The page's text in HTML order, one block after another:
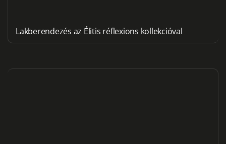
Lakberendezés az Élitis réflexions kollekcióval